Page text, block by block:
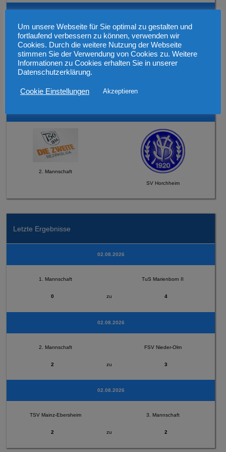
2. Mannschaft
SV Horchheim
Letzte Ergebnisse
02.08.2026
1. Mannschaft TuS Marienborn II
0 zu 4
02.08.2026
2. Mannschaft FSV Nieder-Olm
2 zu 3
02.08.2026
TSV Mainz-Ebersheim 3. Mannschaft
2 zu 2
Um unsere Webseite für Sie optimal zu gestalten und
fortlaufend verbessern zu können, verwenden wir
Cookies. Durch die weitere Nutzung der Webseite
stimmen Sie der Verwendung von Cookies zu. Weitere
Informationen zu Cookies erhalten Sie in unserer
Datenschutzerklärung.
Cookie Einstellungen Akzeptieren